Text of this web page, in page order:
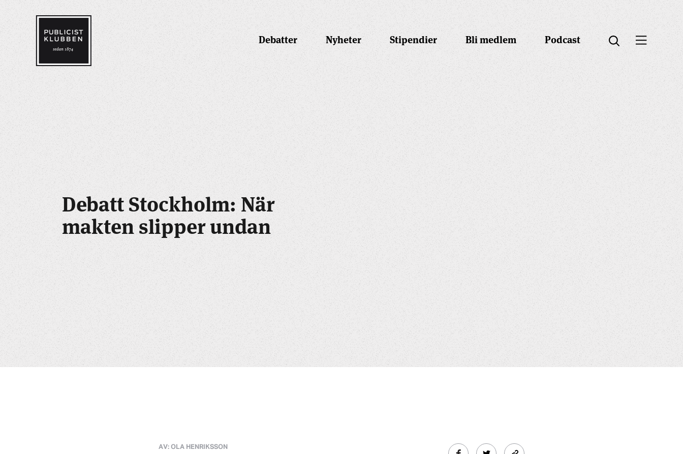
Debatter Nyheter Stipendier Bli medlem Podcast Öppna sök
Öppna menyn
Debatt Stockholm: När
makten slipper undan
AV: OLA HENRIKSSON